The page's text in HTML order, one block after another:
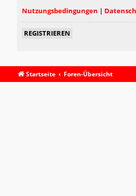
Nutzungsbedingungen |
REGISTRIEREN
Startseite Foren-Übersicht